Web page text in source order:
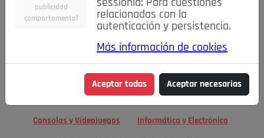
Niños y Bebés Inmobiliaria Construcción y Reformas
Moda Accesorios Ropa Motor
Motor y Accesorios Motos Ocio
Cine, Libros y Música Coleccionismo Otros
Consolas y Videojuegos Informática y Electrónica
publicidad
comportamental
sessionid: Para cuestiones
relacionadas con la
autenticación y persistencia.
Más información de cookies
Aceptar todas Aceptar necesarias